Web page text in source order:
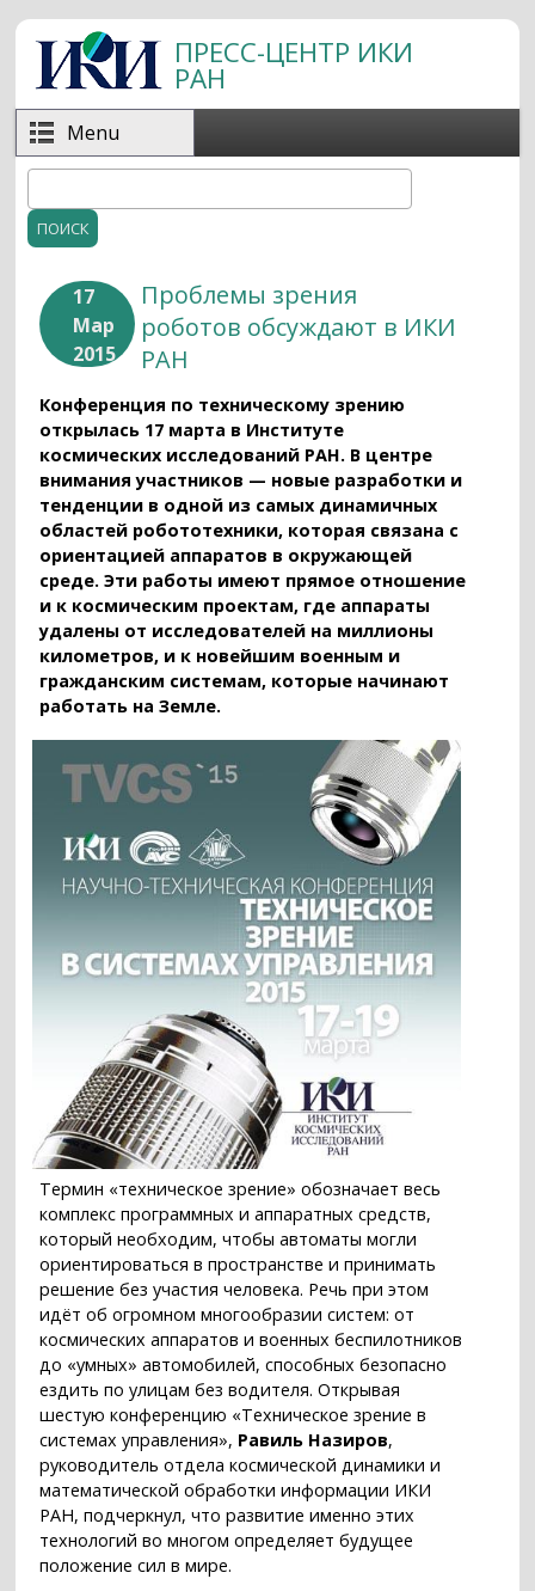
Перейти к основному содержанию
ПРЕСС-ЦЕНТР ИКИ
РАН
Menu
Форма поиска
17
Мар
2015
Проблемы зрения
роботов обсуждают в ИКИ
РАН
Конференция по техническому зрению
открылась 17 марта в Институте
космических исследований РАН. В центре
внимания участников — новые разработки и
тенденции в одной из самых динамичных
областей робототехники, которая связана с
ориентацией аппаратов в окружающей
среде. Эти работы имеют прямое отношение
и к космическим проектам, где аппараты
удалены от исследователей на миллионы
километров, и к новейшим военным и
гражданским системам, которые начинают
работать на Земле.
Термин «техническое зрение» обозначает весь
комплекс программных и аппаратных средств,
который необходим, чтобы автоматы могли
ориентироваться в пространстве и принимать
решение без участия человека. Речь при этом
идёт об огромном многообразии систем: от
космических аппаратов и военных беспилотников
до «умных» автомобилей, способных безопасно
ездить по улицам без водителя. Открывая
шестую конференцию «Техническое зрение в
системах управления», Равиль Назиров,
руководитель отдела космической динамики и
математической обработки информации ИКИ
РАН, подчеркнул, что развитие именно этих
технологий во многом определяет будущее
положение сил в мире.